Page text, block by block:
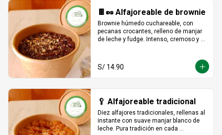
🍫🥜 Alfajoreable de brownie
Brownie húmedo cuchareable, con
pecanas crocantes, relleno de manjar
de leche y fudge. Intenso, cremoso y
S/ 14.90
🥄 Alfajoreable tradicional
Diez alfajores tradicionales, rellenas al
instante con suave manjar blanco de
leche. Pura tradición en cada